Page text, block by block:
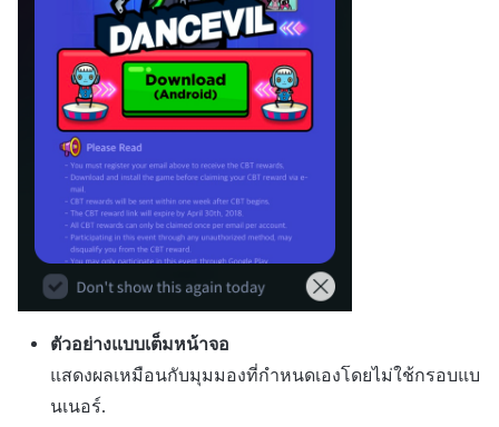
ตัวอย่างแบบเต็มหน้าจอ
แสดงผลเหมือนกับมุมมองที่กำหนดเองโดยไม่ใช้กรอบแบ
นเนอร์.